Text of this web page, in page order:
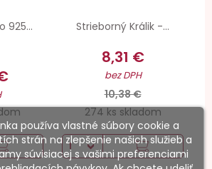
925... Strieborný Králik -...
8,31 €
bez DPH
10,38 €
274 ks skladom
používa vlastné súbory cookie a
strán na zlepšenie našich služieb a
súvisiacej s vašimi preferenciami